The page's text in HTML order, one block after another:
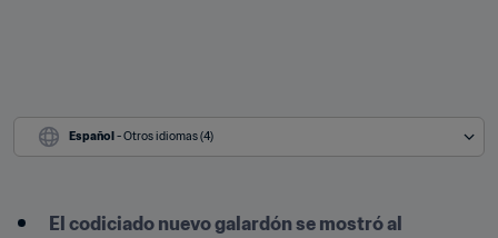
Español - Otros idiomas (4)
El codiciado nuevo galardón se mostró al